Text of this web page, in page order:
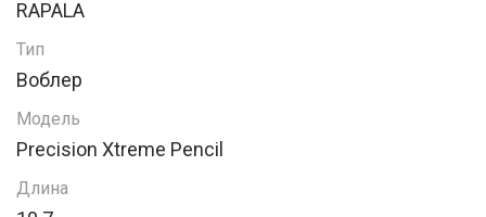
RAPALA
Тип
Воблер
Модель
Precision Xtreme Pencil
Длина